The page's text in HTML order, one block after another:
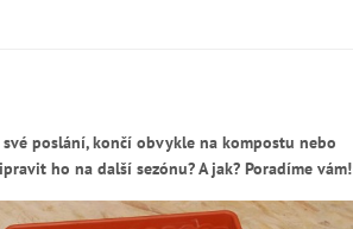
poslání, končí obvykle na kompostu nebo
ho na další sezónu? A jak? Poradíme vám!